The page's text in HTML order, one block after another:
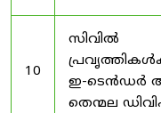
10
സിവിൽ
ഇ-ടെൻഡർ
തെന്മല